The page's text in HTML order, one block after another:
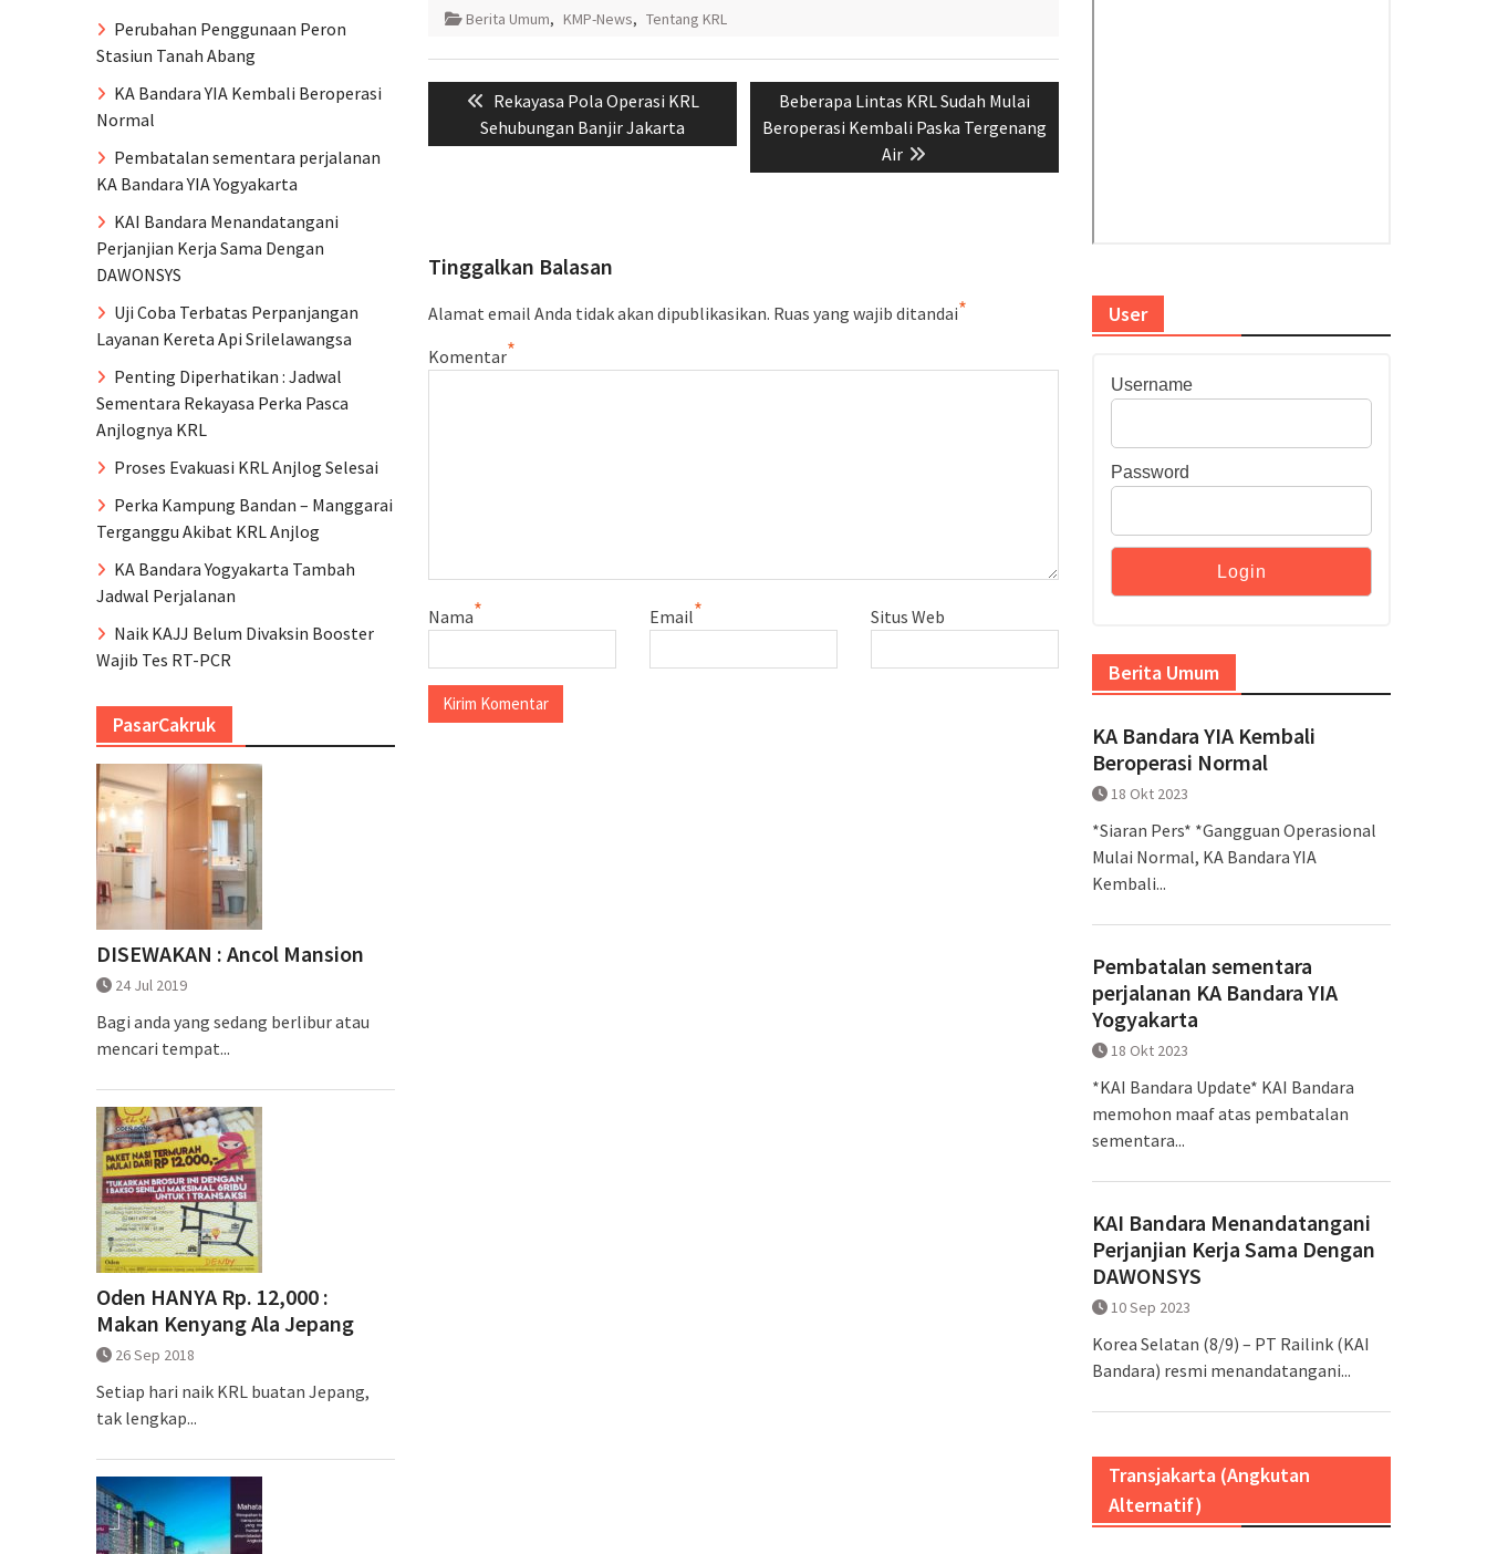
Berita Umum, KMP-News, Tentang KRL
Navigasi
Previous
post:
Rekayasa Pola Operasi KRL
Sehubungan Banjir Jakarta
Next
post:
Beberapa Lintas KRL Sudah Mulai
Beroperasi Kembali Paska Tergenang
Air
Tinggalkan Balasan
Alamat email Anda tidak akan dipublikasikan. Ruas yang wajib ditandai*
Komentar*
Nama* Email* Situs Web
User
Username
Password
Berita Umum
KA Bandara YIA Kembali
Beroperasi Normal
18 Okt 2023
*Siaran Pers* *Gangguan Operasional
Mulai Normal, KA Bandara YIA
Kembali...
Pembatalan sementara
perjalanan KA Bandara YIA
Yogyakarta
18 Okt 2023
*KAI Bandara Update* KAI Bandara
memohon maaf atas pembatalan
sementara...
KAI Bandara Menandatangani
Perjanjian Kerja Sama Dengan
DAWONSYS
10 Sep 2023
Korea Selatan (8/9) – PT Railink (KAI
Bandara) resmi menandatangani...
Transjakarta (Angkutan
Alternatif)
Perubahan Penggunaan Peron
Stasiun Tanah Abang
KA Bandara YIA Kembali Beroperasi
Normal
Pembatalan sementara perjalanan
KA Bandara YIA Yogyakarta
KAI Bandara Menandatangani
Perjanjian Kerja Sama Dengan
DAWONSYS
Uji Coba Terbatas Perpanjangan
Layanan Kereta Api Srilelawangsa
Penting Diperhatikan : Jadwal
Sementara Rekayasa Perka Pasca
Anjlognya KRL
Proses Evakuasi KRL Anjlog Selesai
Perka Kampung Bandan – Manggarai
Terganggu Akibat KRL Anjlog
KA Bandara Yogyakarta Tambah
Jadwal Perjalanan
Naik KAJJ Belum Divaksin Booster
Wajib Tes RT-PCR
PasarCakruk
DISEWAKAN : Ancol Mansion
24 Jul 2019
Bagi anda yang sedang berlibur atau
mencari tempat...
Oden HANYA Rp. 12,000 :
Makan Kenyang Ala Jepang
26 Sep 2018
Setiap hari naik KRL buatan Jepang,
tak lengkap...